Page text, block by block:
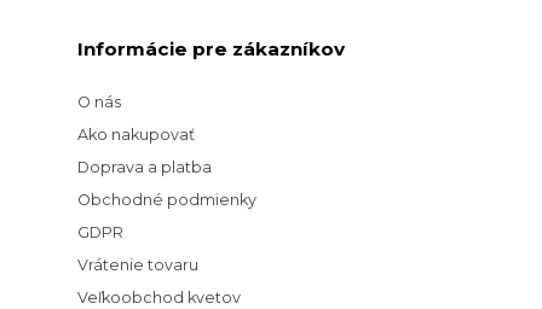
Informácie pre zákazníkov
O nás
Ako nakupovať
Doprava a platba
Obchodné podmienky
GDPR
Vrátenie tovaru
Veľkoobchod kvetov